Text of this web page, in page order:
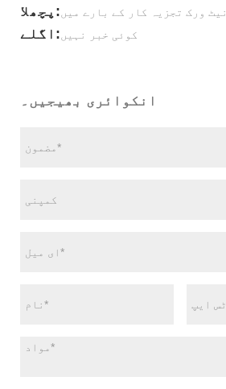
پچھلا:نیٹ ورک تجزیہ کار کے بارے میں
اگلے:کوئی خبر نہیں
انکوائری بھیجیں۔